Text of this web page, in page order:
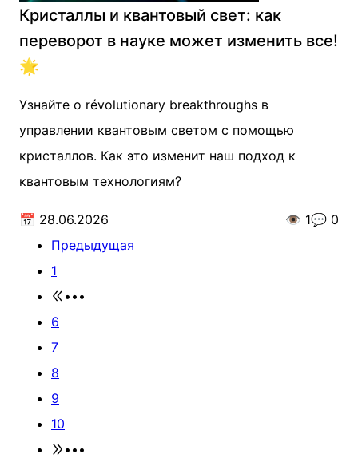
Кристаллы и квантовый свет: как
переворот в науке может изменить все!
🌟
Узнайте о révolutionary breakthroughs в
управлении квантовым светом с помощью
кристаллов. Как это изменит наш подход к
квантовым технологиям?
📅 28.06.2026 👁️ 1💬 0
Предыдущая
1
•••
6
7
8
9
10
•••